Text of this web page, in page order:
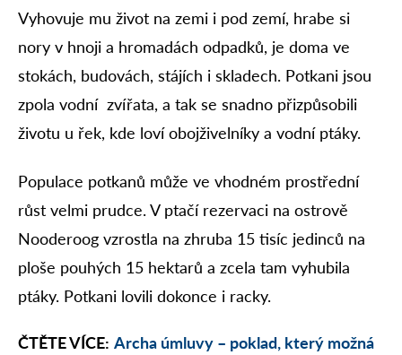
Vyhovuje mu život na zemi i pod zemí, hrabe si
nory v hnoji a hromadách odpadků, je doma ve
stokách, budovách, stájích i skladech. Potkani jsou
zpola vodní zvířata, a tak se snadno přizpůsobili
životu u řek, kde loví obojživelníky a vodní ptáky.
Populace potkanů může ve vhodném prostřední
růst velmi prudce. V ptačí rezervaci na ostrově
Nooderoog vzrostla na zhruba 15 tisíc jedinců na
ploše pouhých 15 hektarů a zcela tam vyhubila
ptáky. Potkani lovili dokonce i racky.
ČTĚTE VÍCE: Archa úmluvy – poklad, který možná